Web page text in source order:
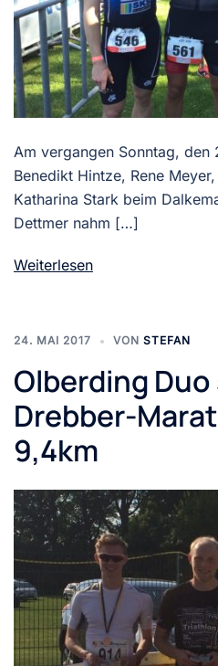
Am vergangen Sonntag, den
Benedikt Hintze, Rene
Katharina Stark beim
Dettmer nahm […]
Weiterlesen
24. MAI 2017 VON STEFAN
​Olberding
Drebber-
9,4km